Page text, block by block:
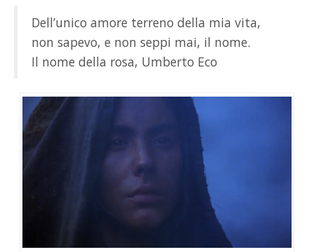
Dell’unico amore terreno della mia vita,
non sapevo, e non seppi mai, il nome.
Il nome della rosa, Umberto Eco